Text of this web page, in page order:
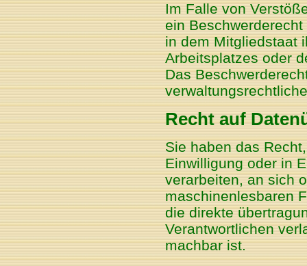
Im Falle von
ein
in dem Mitgliedstaat
Arbeitsplatzes oder
Das
Recht auf
Sie haben das
Einwilligung oder in
verarbeiten, an sich
maschinenlesbaren
die direkte
Verantwortlichen
machbar ist.